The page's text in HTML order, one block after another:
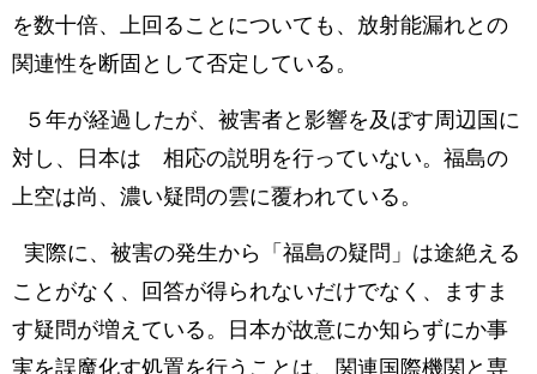
を数十倍、上回ることについても、放射能漏れとの
関連性を断固として否定している。
５年が経過したが、被害者と影響を及ぼす周辺国に
対し、日本は 相応の説明を行っていない。福島の
上空は尚、濃い疑問の雲に覆われている。
実際に、被害の発生から「福島の疑問」は途絶える
ことがなく、回答が得られないだけでなく、ますま
す疑問が増えている。日本が故意にか知らずにか事
実を誤魔化す処置を行うことは、関連国際機関と専